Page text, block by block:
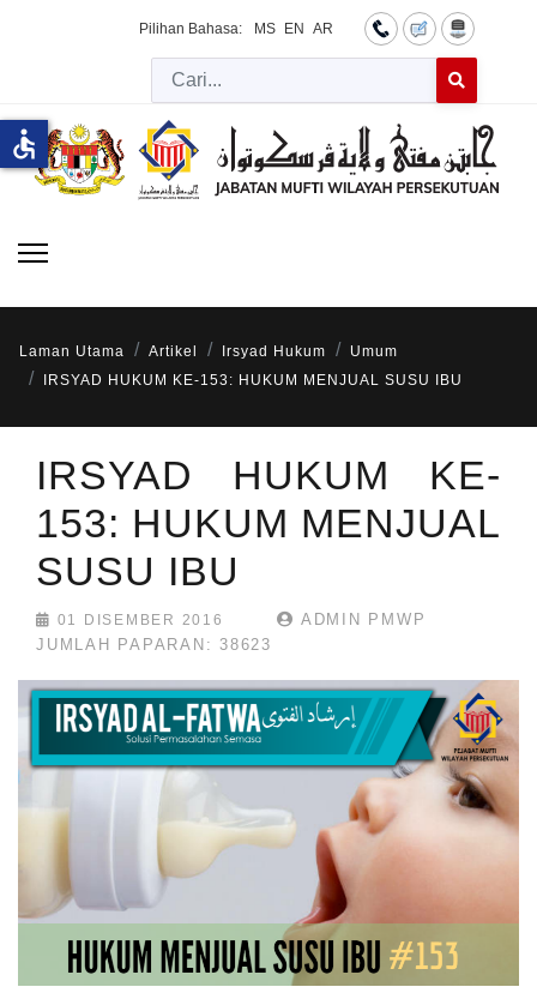
Pilihan Bahasa: MS EN AR
Cari
Laman Utama Artikel Irsyad Hukum
Umum
IRSYAD HUKUM KE-153: HUKUM MENJUAL SUSU IBU
IRSYAD HUKUM KE-
153: HUKUM MENJUAL
SUSU IBU
01 DISEMBER 2016
ADMIN PMWP
JUMLAH PAPARAN: 38623
accessible